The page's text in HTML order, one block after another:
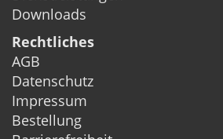
Downloads
Rechtliches
AGB
Datenschutz
Impressum
Bestellung